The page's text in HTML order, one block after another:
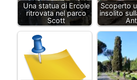
Una statua di Ercole
ritrovata nel parco
Scott
Scoperto
insolito